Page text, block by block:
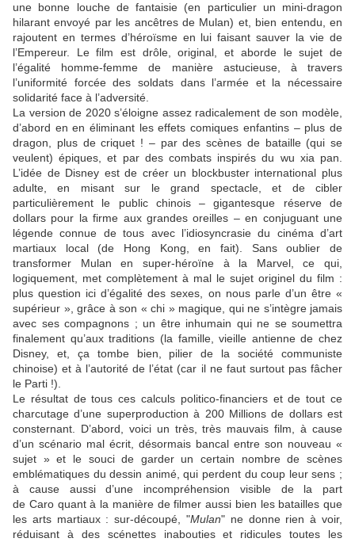
une bonne louche de fantaisie (en particulier un mini-dragon
hilarant envoyé par les ancêtres de Mulan) et, bien entendu, en
rajoutent en termes d’héroïsme en lui faisant sauver la vie de
l’Empereur. Le film est drôle, original, et aborde le sujet de
l’égalité homme-femme de manière astucieuse, à travers
l’uniformité forcée des soldats dans l’armée et la nécessaire
solidarité face à l’adversité.
La version de 2020 s’éloigne assez radicalement de son modèle,
d’abord en en éliminant les effets comiques enfantins – plus de
dragon, plus de criquet ! – par des scènes de bataille (qui se
veulent) épiques, et par des combats inspirés du wu xia pan.
L’idée de Disney est de créer un blockbuster international plus
adulte, en misant sur le grand spectacle, et de cibler
particulièrement le public chinois – gigantesque réserve de
dollars pour la firme aux grandes oreilles – en conjuguant une
légende connue de tous avec l’idiosyncrasie du cinéma d’art
martiaux local (de Hong Kong, en fait). Sans oublier de
transformer Mulan en super-héroïne à la Marvel, ce qui,
logiquement, met complètement à mal le sujet originel du film :
plus question ici d’égalité des sexes, on nous parle d’un être «
supérieur », grâce à son « chi » magique, qui ne s’intègre jamais
avec ses compagnons ; un être inhumain qui ne se soumettra
finalement qu’aux traditions (la famille, vieille antienne de chez
Disney, et, ça tombe bien, pilier de la société communiste
chinoise) et à l’autorité de l’état (car il ne faut surtout pas fâcher
le Parti !).
Le résultat de tous ces calculs politico-financiers et de tout ce
charcutage d’une superproduction à 200 Millions de dollars est
consternant. D’abord, voici un très, très mauvais film, à cause
d’un scénario mal écrit, désormais bancal entre son nouveau «
sujet » et le souci de garder un certain nombre de scènes
emblématiques du dessin animé, qui perdent du coup leur sens ;
à cause aussi d’une incompréhension visible de la part
de Caroquant à la manière de filmer aussi bien les batailles que
les arts martiaux : sur-découpé, "Mulan" ne donne rien à voir,
réduisant à des scénettes inabouties et ridicules toutes les